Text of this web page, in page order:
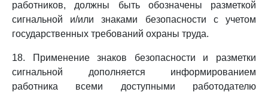
работников, должны быть обозначены разметкой
сигнальной и/или знаками безопасности с учетом
государственных требований охраны труда.
18. Применение знаков безопасности и разметки
сигнальной дополняется информированием
работника всеми доступными работодателю